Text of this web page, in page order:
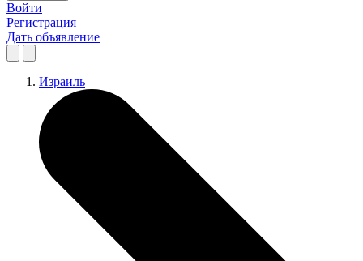
Войти
Регистрация
Дать объявление
Израиль